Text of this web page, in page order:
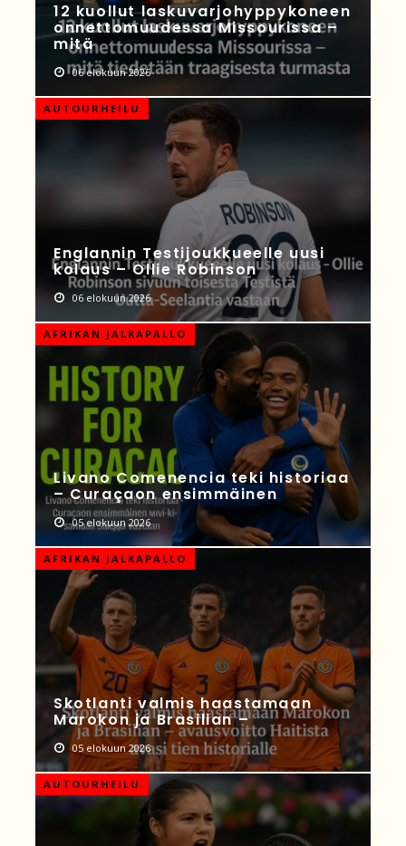
12 kuollut laskuvarjohyppykoneen
onnettomuudessa Missourissa –
mitä
06 elokuun 2026
AUTOURHEILU
Englannin Testijoukkueelle uusi
kolaus – Ollie Robinson
06 elokuun 2026
AFRIKAN JALKAPALLO
Livano Comenencia teki historiaa
– Curaçaon ensimmäinen
05 elokuun 2026
AFRIKAN JALKAPALLO
Skotlanti valmis haastamaan
Marokon ja Brasilian –
05 elokuun 2026
AUTOURHEILU